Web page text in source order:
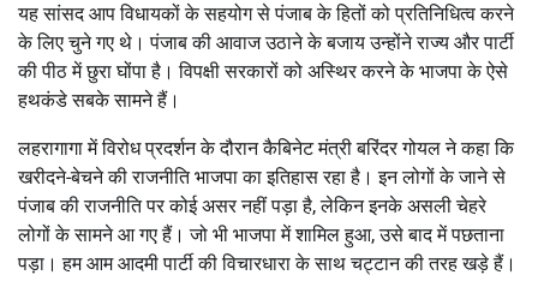
यह सांसद आप विधायकों के सहयोग से पंजाब के हितों को प्रतिनिधित्व करने
के लिए चुने गए थे। पंजाब की आवाज उठाने के बजाय उन्होंने राज्य और पार्टी
की पीठ में छुरा घोंपा है। विपक्षी सरकारों को अस्थिर करने के भाजपा के ऐसे
हथकंडे सबके सामने हैं।
लहरागागा में विरोध प्रदर्शन के दौरान कैबिनेट मंत्री बरिंदर गोयल ने कहा कि
खरीदने-बेचने की राजनीति भाजपा का इतिहास रहा है। इन लोगों के जाने से
पंजाब की राजनीति पर कोई असर नहीं पड़ा है, लेकिन इनके असली चेहरे
लोगों के सामने आ गए हैं। जो भी भाजपा में शामिल हुआ, उसे बाद में पछताना
पड़ा। हम आम आदमी पार्टी की विचारधारा के साथ चट्टान की तरह खड़े हैं।